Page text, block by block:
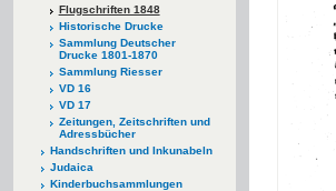
Flugschriften 1848
Historische Drucke
Sammlung Deutscher
Drucke 1801-1870
Sammlung Riesser
VD 16
VD 17
Zeitungen, Zeitschriften und
Adressbücher
Handschriften und Inkunabeln
Judaica
Kinderbuchsammlungen